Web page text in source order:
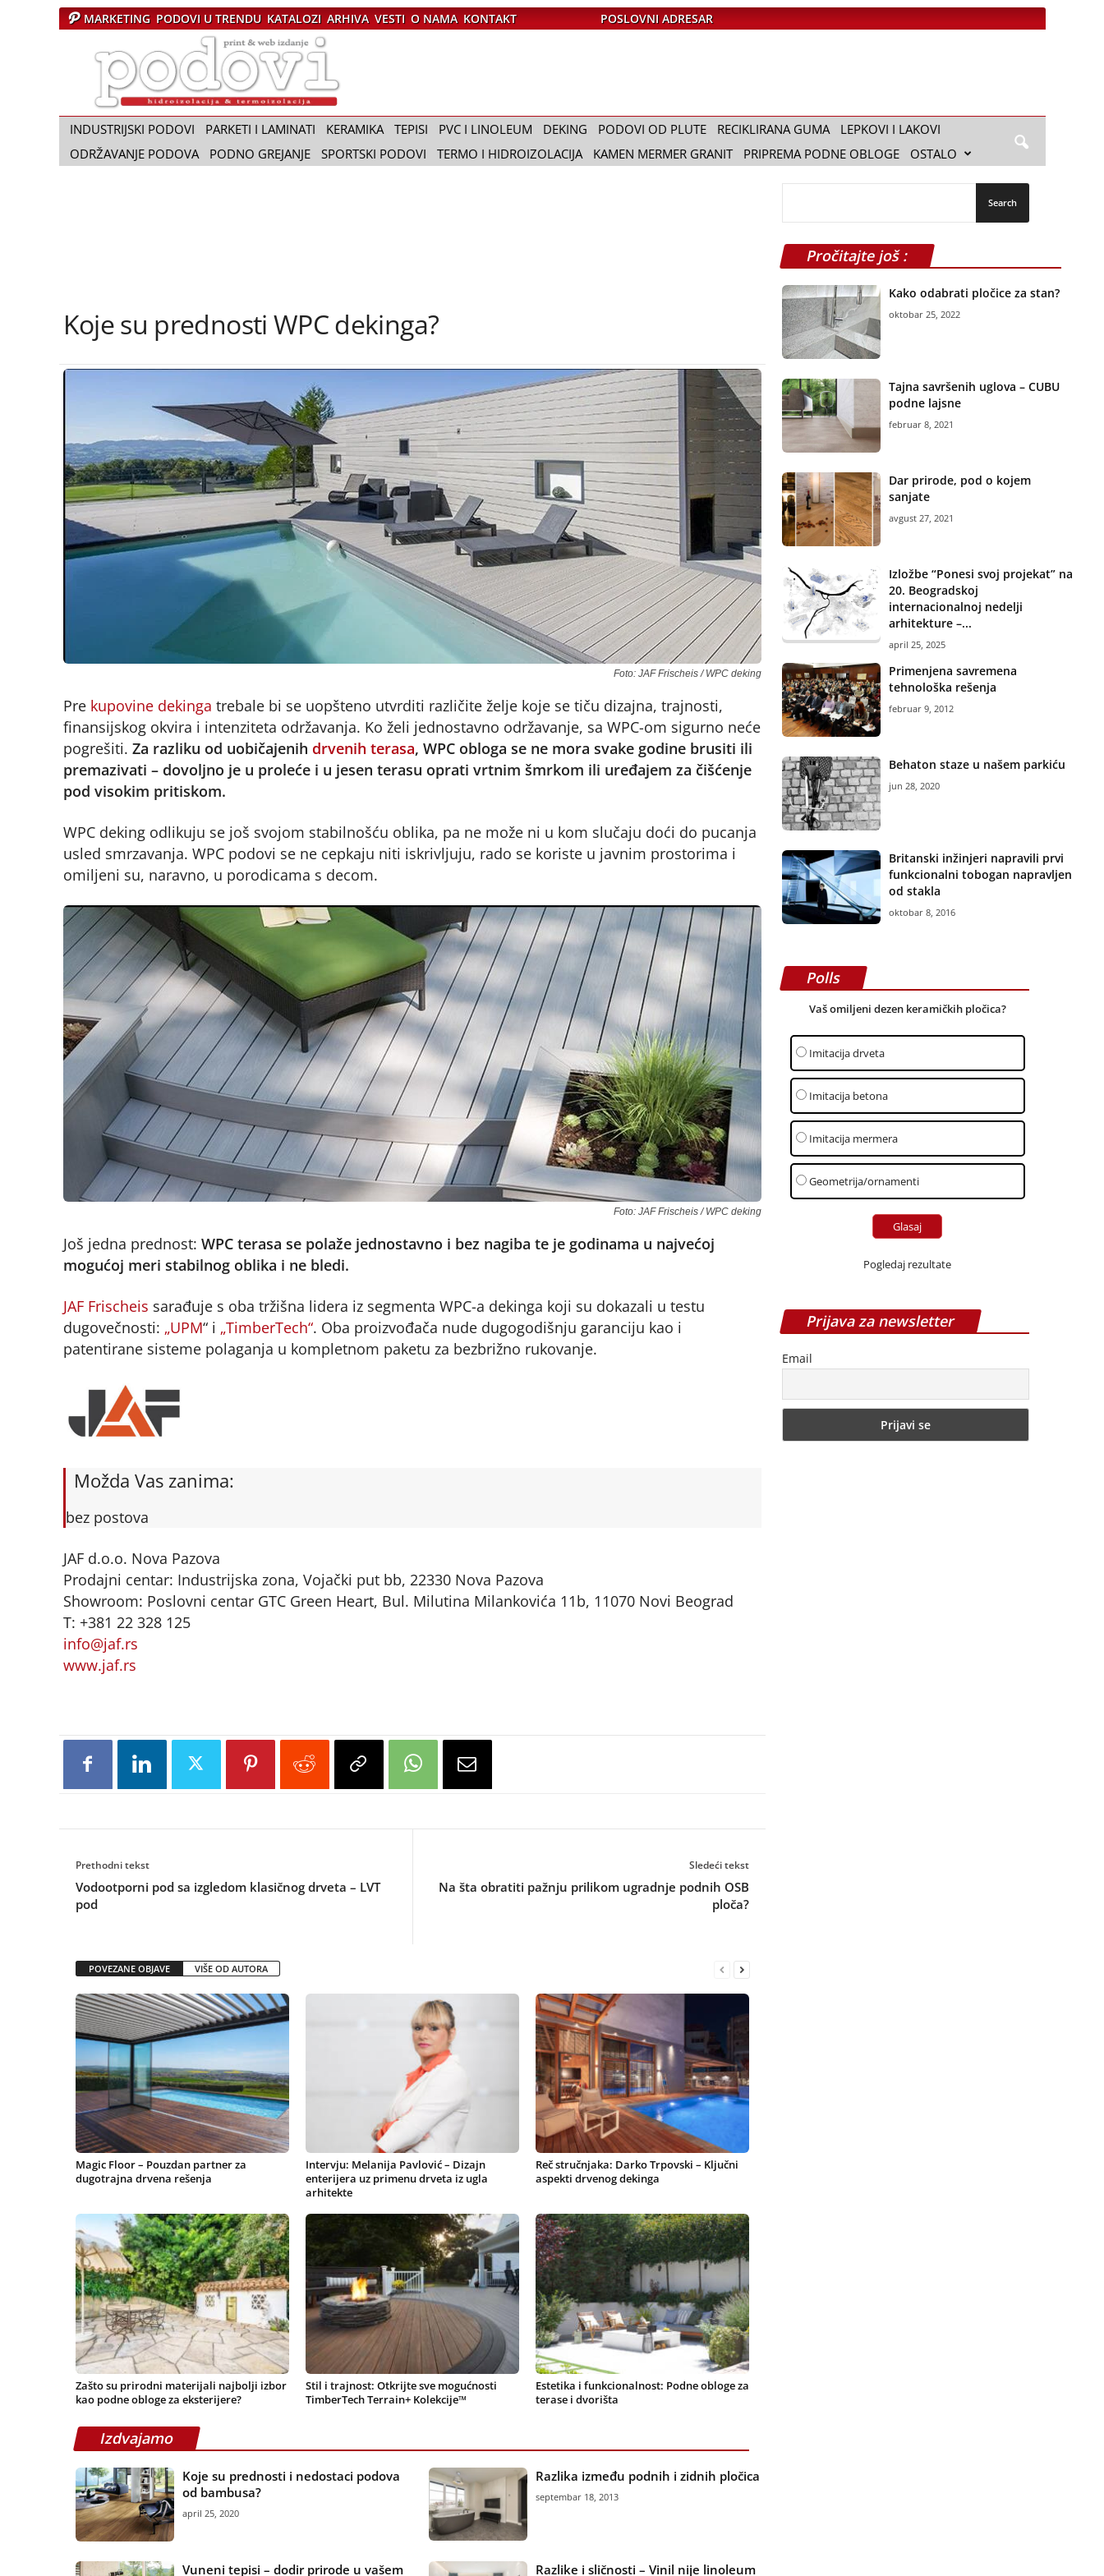
MARKETING PODOVI U TRENDU KATALOZI ARHIVA VESTI O NAMA KONTAKT POSLOVNI ADRESAR
a
p
i
P
INDUSTRIJSKI PODOVI PARKETI I LAMINATI KERAMIKA TEPISI PVC I LINOLEUM DEKING PODOVI OD PLUTE RECIKLIRANA GUMA
LEPKOVI I LAKOVI
ODRŽAVANJE PODOVA
PODNO GREJANJE SPORTSKI PODOVI TERMO I HIDROIZOLACIJA KAMEN MERMER GRANIT PRIPREMA PODNE OBLOGE OSTALO
Koje su prednosti WPC dekinga?
Foto: JAF Frischeis / WPC deking
Pre kupovine dekinga trebale bi se uopšteno utvrditi različite želje koje se tiču dizajna, trajnosti,
finansijskog okvira i intenziteta održavanja. Ko želi jednostavno održavanje, sa WPC-om sigurno neće
pogrešiti. Za razliku od uobičajenih drvenih terasa, WPC obloga se ne mora svake godine brusiti ili
premazivati – dovoljno je u proleće i u jesen terasu oprati vrtnim šmrkom ili uređajem za čišćenje
pod visokim pritiskom.
WPC deking odlikuju se još svojom stabilnošću oblika, pa ne može ni u kom slučaju doći do pucanja
usled smrzavanja. WPC podovi se ne cepkaju niti iskrivljuju, rado se koriste u javnim prostorima i
omiljeni su, naravno, u porodicama s decom.
Foto: JAF Frischeis / WPC deking
Još jedna prednost: WPC terasa se polaže jednostavno i bez nagiba te je godinama u najvećoj
mogućoj meri stabilnog oblika i ne bledi.
JAF Frischeis sarađuje s oba tržišna lidera iz segmenta WPC-a dekinga koji su dokazali u testu
dugovečnosti: „UPM“ i „TimberTech“. Oba proizvođača nude dugogodišnju garanciju kao i
patentirane sisteme polaganja u kompletnom paketu za bezbrižno rukovanje.
Možda Vas zanima:
bez postova
JAF d.o.o. Nova Pazova
Prodajni centar: Industrijska zona, Vojački put bb, 22330 Nova Pazova
Showroom: Poslovni centar GTC Green Heart, Bul. Milutina Milankovića 11b, 11070 Novi Beograd
T: +381 22 328 125
info@jaf.rs
www.jaf.rs
Prethodni tekst
Vodootporni pod sa izgledom klasičnog drveta – LVT
pod
Sledeći tekst
Na šta obratiti pažnju prilikom ugradnje podnih OSB
ploča?
POVEZANE OBJAVE VIŠE OD AUTORA
Magic Floor – Pouzdan partner za
dugotrajna drvena rešenja
Intervju: Melanija Pavlović – Dizajn
enterijera uz primenu drveta iz ugla
arhitekte
Reč stručnjaka: Darko Trpovski – Ključni
aspekti drvenog dekinga
Zašto su prirodni materijali najbolji izbor
kao podne obloge za eksterijere?
Stil i trajnost: Otkrijte sve mogućnosti
TimberTech Terrain+ Kolekcije™
Estetika i funkcionalnost: Podne obloge za
terase i dvorišta
Izdvajamo
Koje su prednosti i nedostaci podova
od bambusa?
april 25, 2020
Razlika između podnih i zidnih pločica
septembar 18, 2013
Vuneni tepisi – dodir prirode u vašem Razlike i sličnosti – Vinil nije linoleum
Pročitajte još :
Kako odabrati pločice za stan?
oktobar 25, 2022
Tajna savršenih uglova – CUBU
podne lajsne
februar 8, 2021
Dar prirode, pod o kojem
sanjate
avgust 27, 2021
Izložbe “Ponesi svoj projekat” na
20. Beogradskoj
internacionalnoj nedelji
arhitekture –...
april 25, 2025
Primenjena savremena
tehnološka rešenja
februar 9, 2012
Behaton staze u našem parkiću
jun 28, 2020
Britanski inžinjeri napravili prvi
funkcionalni tobogan napravljen
od stakla
oktobar 8, 2016
Polls
Vaš omiljeni dezen keramičkih pločica?
Imitacija drveta
Imitacija betona
Imitacija mermera
Geometrija/ornamenti
Pogledaj rezultate
Prijava za newsletter
Email